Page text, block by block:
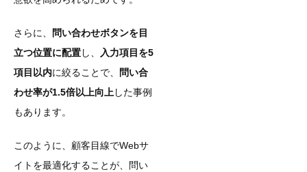
さらに、
問い合わせボタンを目
立つ位置に配置し、
入力項目を5
項目以内に絞ることで、
問い合
わせ率が1.5倍以上向上 した事例
もあります。
このように、顧客目線でWebサ
イトを最適化することが、問い